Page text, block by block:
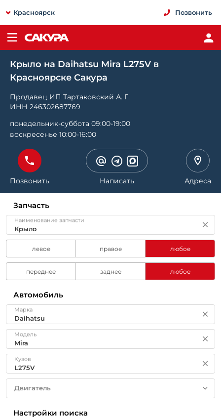
Красноярск Позвонить
Крыло на Daihatsu Mira L275V в
Красноярске Сакура
Продавец ИП Тартаковский А. Г.
ИНН 246302687769
понедельник-суббота 09:00-19:00
воскресенье 10:00-16:00
Позвонить Написать Адреса
Запчасть
Наименование запчасти
левое правое любое
переднее заднее любое
Автомобиль
Марка
Модель
Кузов
Двигатель
Настройки поиска